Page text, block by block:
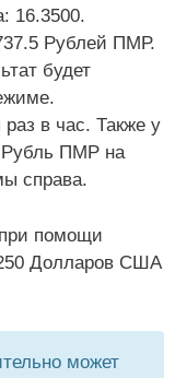
16.3500.
Рублей ПМР.
будет
в час. Также у
Рубль ПМР на
справа.
помощи
Долларов США
может